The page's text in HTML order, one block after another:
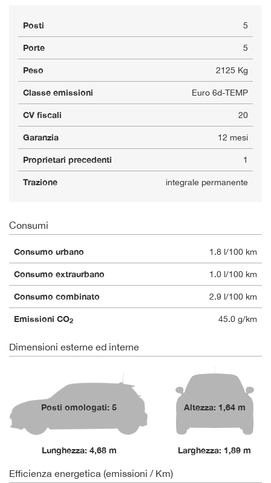
Posti 5
Porte 5
Peso 2125 Kg
Classe emissioni Euro 6d-TEMP
CV fiscali 20
Garanzia 12 mesi
Proprietari precedenti 1
Trazione integrale permanente
Consumi
Consumo urbano 1.8 l/100 km
Consumo extraurbano 1.0 l/100 km
Consumo combinato 2.9 l/100 km
Emissioni CO2 45.0 g/km
Dimensioni esterne ed interne
Posti omologati: 5
Lunghezza: 4,68 m
Altezza: 1,64 m
Larghezza: 1,89 m
Efficienza energetica (emissioni / Km)